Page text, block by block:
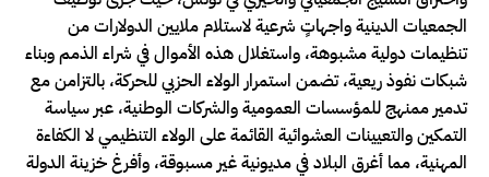
الجمعيات الدينية واجهاتٍ شرعية لاستلام ملايين الدولارات من
تنظيمات دولية مشبوهة، واستغلال هذه الأموال في شراء الذمم وبناء
شبكات نفوذ ريعية، تضمن استمرار الولاء الحزبي للحركة، بالتزامن مع
تدمير ممنهج للمؤسسات العمومية والشركات الوطنية، عبر سياسة
التمكين والتعيينات العشوائية القائمة على الولاء التنظيمي لا الكفاءة
المهنية، مما أغرق البلاد في مديونية غير مسبوقة، وأفرغ خزينة الدولة